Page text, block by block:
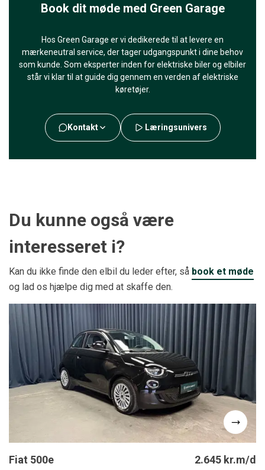
Book dit møde med Green Garage
Hos Green Garage er vi dedikerede til at levere en
mærkeneutral service, der tager udgangspunkt i dine behov
som kunde. Som eksperter inden for elektriske biler og elbiler
står vi klar til at guide dig gennem en verden af elektriske
køretøjer.
Kontakt Læringsunivers
Du kunne også være
interesseret i?
Kan du ikke finde den elbil du leder efter, så book et møde
og lad os hjælpe dig med at skaffe den.
Fiat 500e 2.645 kr.m/d